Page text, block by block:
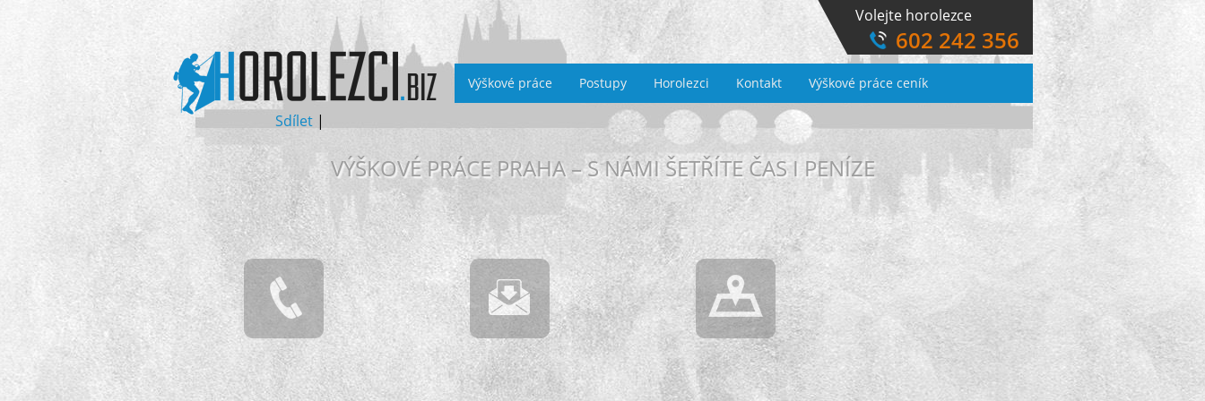
Výškové práce Postupy Horolezci Kontakt Výškové práce ceník
Volejte horolezce
602 242 356
Sdílet |
VÝŠKOVÉ PRÁCE PRAHA – S NÁMI ŠETŘÍTE ČAS I PENÍZE